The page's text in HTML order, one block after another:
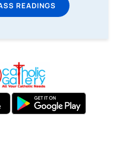
READINGS